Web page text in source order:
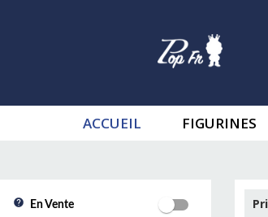
ACCUEIL FIGURINES
En Vente